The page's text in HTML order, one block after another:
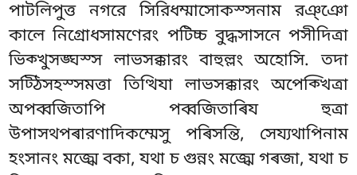
পাটলিপুত্ত নগরেসিরিধম্মাসোকস্সনাম রঞ্ঞো
কালে নিগ্রোধসামণেরং পটিচ্চ বুদ্ধসাসনে পসীদিত্ৰা
ভিক্খুসঙ্ঘস্স লাভসক্কারং বাহুল্লং অহোসি. তদা
সট্ঠিসহস্সমত্তা তিত্থিযা লাভসক্কারং অপেক্খিত্ৰা
অপব্বজিতাপি পব্বজিতাৰিয হুত্ৰা
উপাসথপৰারণাদিকম্মেসু পৰিসন্তি, সেয্যথাপিনাম
হংসানং মজ্ঝে বকা, যথা চ গুন্নং মজ্ঝে গৰজা, যথা চ